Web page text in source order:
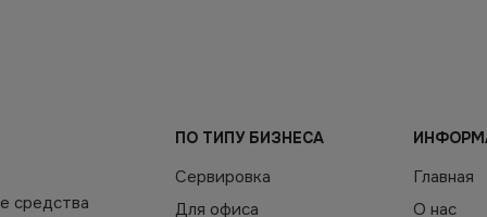
средства
ПО ТИПУ БИЗНЕСА
Сервировка
Для офиса
Главная
О нас